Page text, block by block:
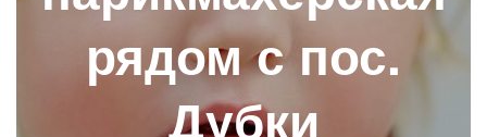
рядом с пос.
Дубки